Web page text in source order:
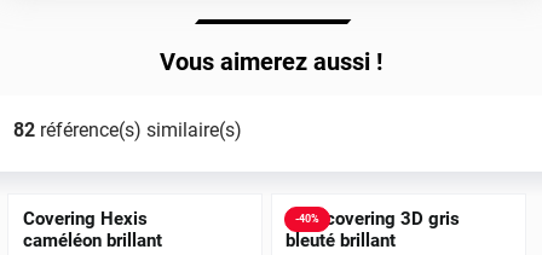
Vous aimerez aussi !
82référence(s) similaire(s)
Covering Hexis
caméléon brillant
-40%
Film covering 3D gris
bleuté brillant